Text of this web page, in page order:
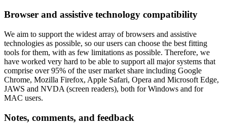
Browser and assistive technology compatibility
We aim to support the widest array of browsers and assistive
technologies as possible, so our users can choose the best fitting
tools for them, with as few limitations as possible. Therefore, we
have worked very hard to be able to support all major systems that
comprise over 95% of the user market share including Google
Chrome, Mozilla Firefox, Apple Safari, Opera and Microsoft Edge,
JAWS and NVDA (screen readers), both for Windows and for
MAC users.
Notes, comments, and feedback